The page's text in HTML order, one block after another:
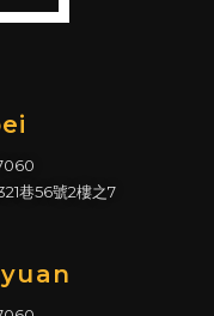
巷56號2樓之7